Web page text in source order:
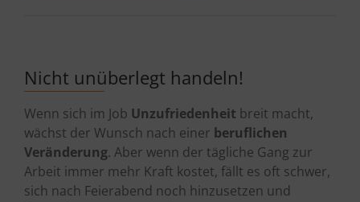
Nicht unüberlegt handeln!
Wenn sich im Job Unzufriedenheit breit macht,
wächst der Wunsch nach einer beruflichen
Veränderung. Aber wenn der tägliche Gang zur
Arbeit immer mehr Kraft kostet, fällt es oft schwer,
sich nach Feierabend noch hinzusetzen und